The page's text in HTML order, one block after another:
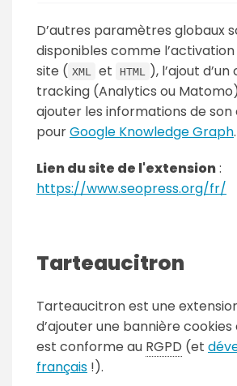
D’autres paramètres globaux
disponibles comme l’activation
site ( XML et HTML
), l’ajout
tracking (Analytics ou
ajouter les informations de
pourGoogle Knowledge Graph.
Lien du site de l'extension:
https://www.seopress.org/fr/
Tarteaucitron
Tarteaucitron est une
d’ajouter une bannière cookies
est conforme au RGPD (et
français !).